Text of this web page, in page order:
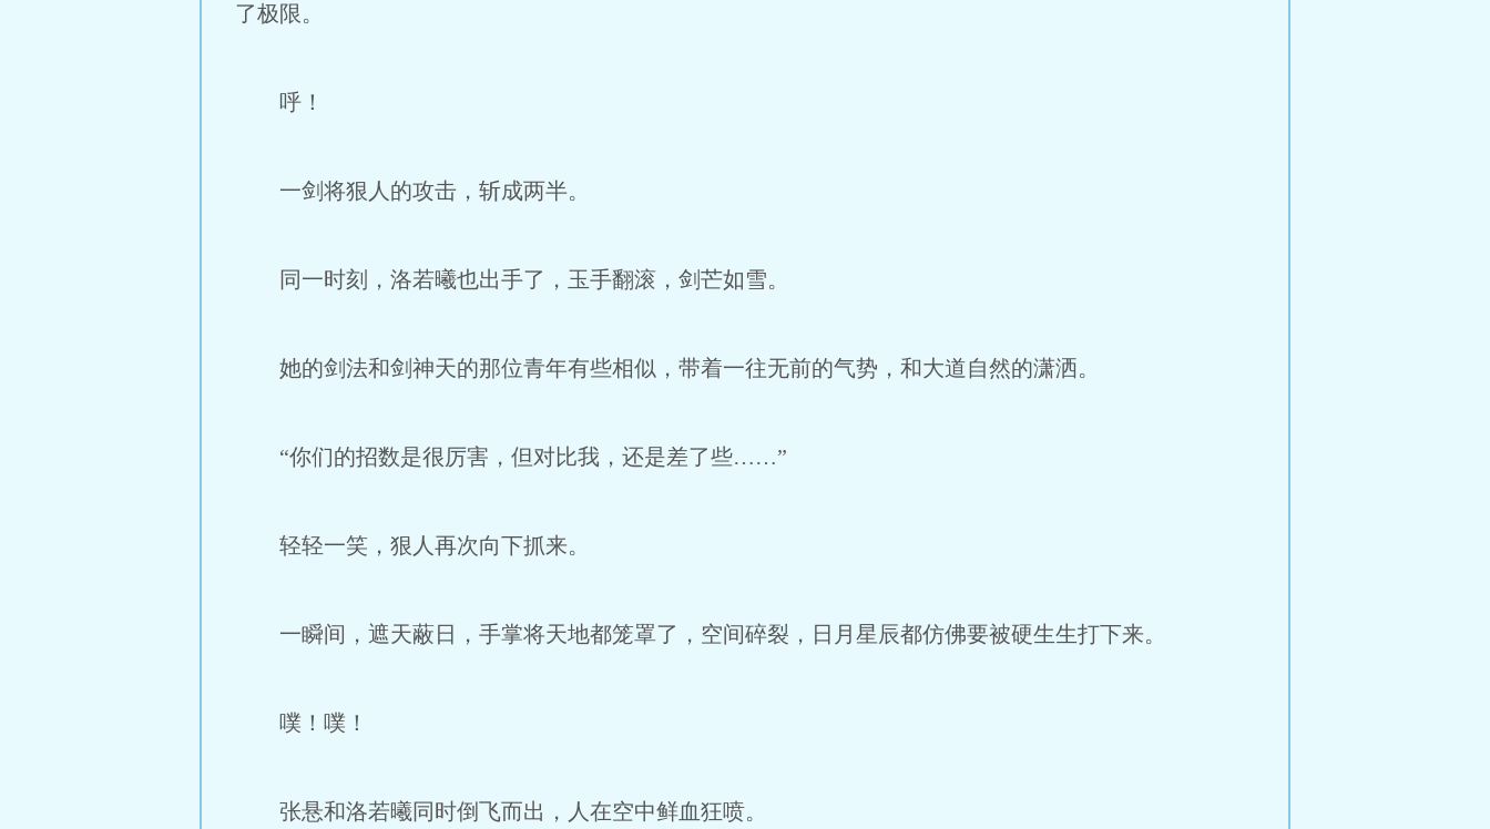
了极限。
呼！
一剑将狠人的攻击，斩成两半。
同一时刻，洛若曦也出手了，玉手翻滚，剑芒如雪。
她的剑法和剑神天的那位青年有些相似，带着一往无前的气势，和大道自然的潇洒。
“你们的招数是很厉害，但对比我，还是差了些……”
轻轻一笑，狠人再次向下抓来。
一瞬间，遮天蔽日，手掌将天地都笼罩了，空间碎裂，日月星辰都仿佛要被硬生生打下来。
噗！噗！
张悬和洛若曦同时倒飞而出，人在空中鲜血狂喷。